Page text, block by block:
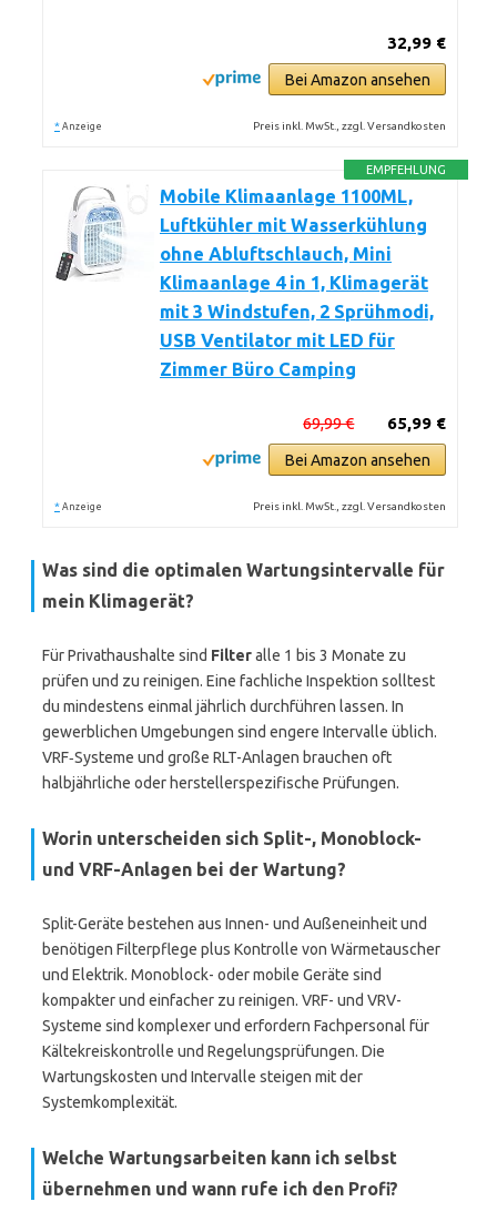
32,99 €
Bei Amazon ansehen
* Anzeige Preis inkl. MwSt., zzgl. Versandkosten
EMPFEHLUNG
Mobile Klimaanlage 1100ML,
Luftkühler mit Wasserkühlung
ohne Abluftschlauch, Mini
Klimaanlage 4 in 1, Klimagerät
mit 3 Windstufen, 2 Sprühmodi,
USB Ventilator mit LED für
Zimmer Büro Camping
65,99 €
69,99 €
Bei Amazon ansehen
* Anzeige Preis inkl. MwSt., zzgl. Versandkosten
Was sind die optimalen Wartungsintervalle für
mein Klimagerät?
Für Privathaushalte sind Filteralle 1 bis 3 Monate zu
prüfen und zu reinigen. Eine fachliche Inspektion solltest
du mindestens einmal jährlich durchführen lassen. In
gewerblichen Umgebungen sind engere Intervalle üblich.
VRF‑Systeme und große RLT-Anlagen brauchen oft
halbjährliche oder herstellerspezifische Prüfungen.
Worin unterscheiden sich Split-, Monoblock-
und VRF-Anlagen bei der Wartung?
Split-Geräte bestehen aus Innen- und Außeneinheit und
benötigen Filterpflege plus Kontrolle von Wärmetauscher
und Elektrik. Monoblock- oder mobile Geräte sind
kompakter und einfacher zu reinigen. VRF- und VRV-
Systeme sind komplexer und erfordern Fachpersonal für
Kältekreiskontrolle und Regelungsprüfungen. Die
Wartungskosten und Intervalle steigen mit der
Systemkomplexität.
Welche Wartungsarbeiten kann ich selbst
übernehmen und wann rufe ich den Profi?